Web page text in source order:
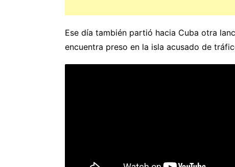
Ese día también partió hacia Cuba otra
encuentra preso en la isla acusado de